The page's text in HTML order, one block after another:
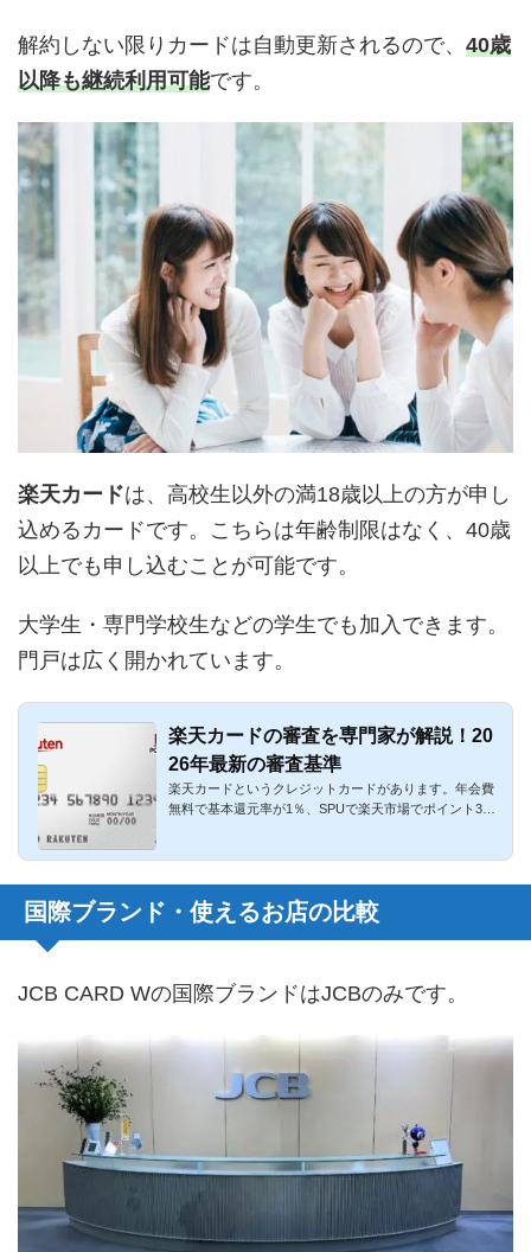
解約しない限りカードは自動更新されるので、 40歳
以降も継続利用可能です。
楽天カードは、高校生以外の満18歳以上の方が申し
込めるカードです。こちらは年齢制限はなく、40歳
以上でも申し込むことが可能です。
大学生・専門学校生などの学生でも加入できます。
門戸は広く開かれています。
楽天カードの審査を専門家が解説！20
26年最新の審査基準
楽天カードというクレジットカードがあります。年会費
無料で基本還元率が1％、SPUで楽天市場でポイント3倍
国際ブランド・使えるお店の比較
JCB CARD Wの国際ブランドはJCBのみです。